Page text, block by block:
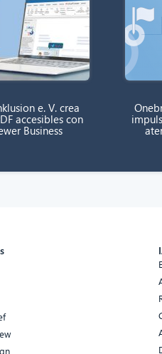
e. V. crea
accesibles con
Business